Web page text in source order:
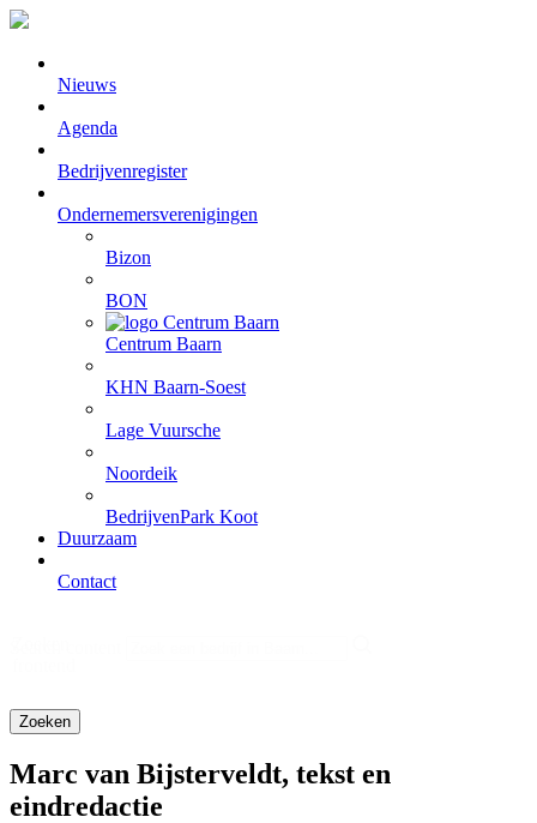
Nieuws
Agenda
Bedrijvenregister
Ondernemersverenigingen
Bizon
BON
Centrum Baarn
KHN Baarn-Soest
Lage Vuursche
Noordeik
BedrijvenPark Koot
Duurzaam
Contact
Marc van Bijsterveldt, tekst en
eindredactie